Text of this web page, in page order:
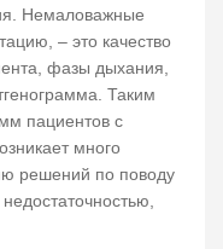
Немаловажные
– это качество
фазы дыхания,
Таким
пациентов с
много
решений по поводу